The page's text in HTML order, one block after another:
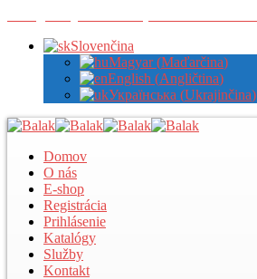
Slovenčina
Magyar (Maďarčina)
English (Angličtina)
Українська (Ukrajinčina)
Domov
O nás
E-shop
Registrácia
Prihlásenie
Katalógy
Služby
Kontakt